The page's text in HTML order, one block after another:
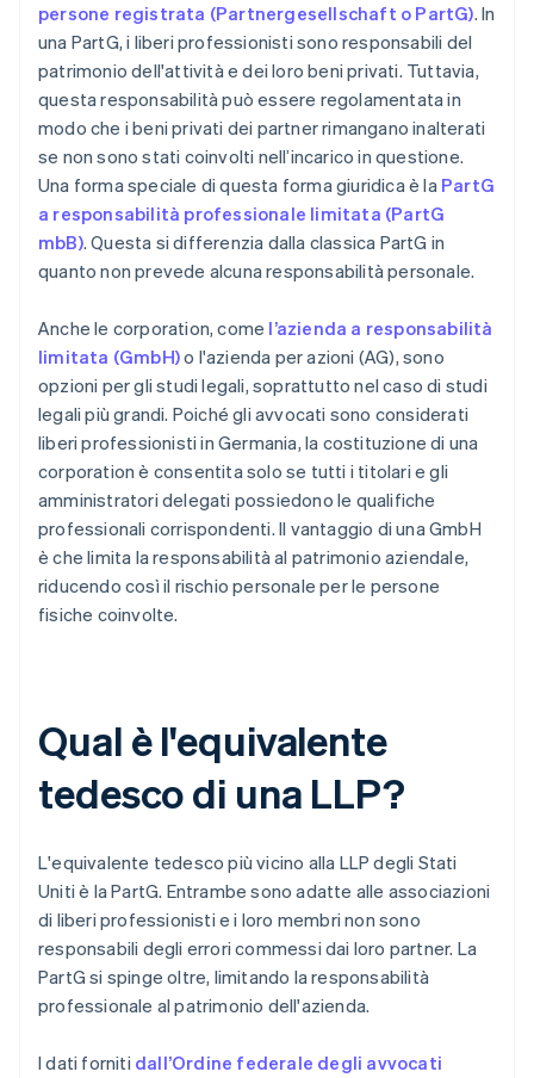
persone registrata (Partnergesellschaft o PartG). In
una PartG, i liberi professionisti sono responsabili del
patrimonio dell'attività e dei loro beni privati. Tuttavia,
questa responsabilità può essere regolamentata in
modo che i beni privati dei partner rimangano inalterati
se non sono stati coinvolti nell’incarico in questione.
Una forma speciale di questa forma giuridica è la PartG
a responsabilità professionale limitata (PartG
mbB). Questa si differenzia dalla classica PartG in
quanto non prevede alcuna responsabilità personale.
Anche le corporation, come l’azienda a responsabilità
limitata (GmbH)o l'azienda per azioni (AG), sono
opzioni per gli studi legali, soprattutto nel caso di studi
legali più grandi. Poiché gli avvocati sono considerati
liberi professionisti in Germania, la costituzione di una
corporation è consentita solo se tutti i titolari e gli
amministratori delegati possiedono le qualifiche
professionali corrispondenti. Il vantaggio di una GmbH
è che limita la responsabilità al patrimonio aziendale,
riducendo così il rischio personale per le persone
fisiche coinvolte.
Qual è l'equivalente
tedesco di una LLP?
L'equivalente tedesco più vicino alla LLP degli Stati
Uniti è la PartG. Entrambe sono adatte alle associazioni
di liberi professionisti e i loro membri non sono
responsabili degli errori commessi dai loro partner. La
PartG si spinge oltre, limitando la responsabilità
professionale al patrimonio dell'azienda.
I dati forniti dall’Ordine federale degli avvocati